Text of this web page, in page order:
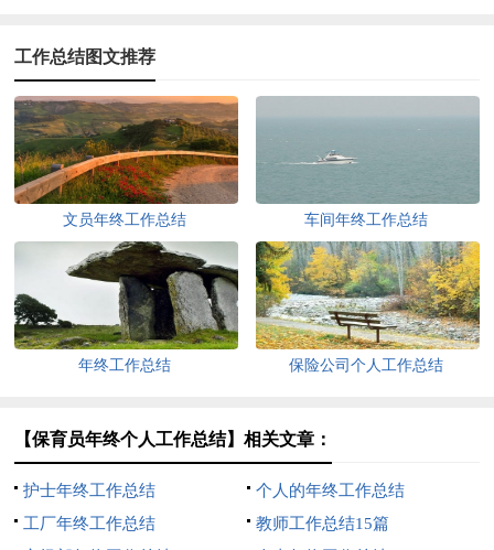
工作总结图文推荐
文员年终工作总结 车间年终工作总结
年终工作总结 保险公司个人工作总结
【保育员年终个人工作总结】相关文章：
护士年终工作总结
个人的年终工作总结
工厂年终工作总结
教师工作总结15篇